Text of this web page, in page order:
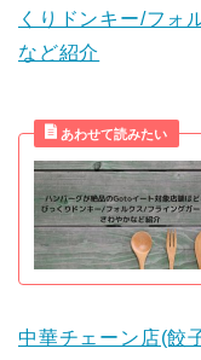
くりドンキー/フォ
など紹介
中華チェーン店(餃